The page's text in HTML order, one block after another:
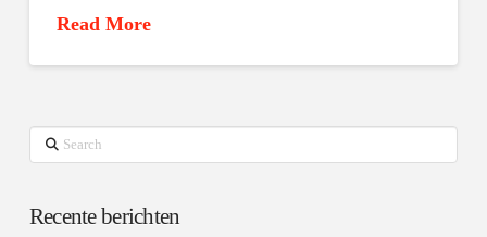
Read More
Search
Recente berichten